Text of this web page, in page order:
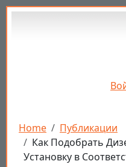
Перейти к основному
Строка
Home
Публикации
Как Подобрать
Установку в